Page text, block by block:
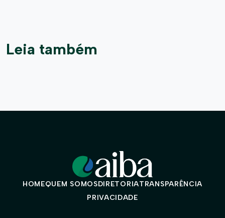
Leia também
HOMEQUEM SOMOSDIRETORIATRANSPARÊNCIA
PRIVACIDADE